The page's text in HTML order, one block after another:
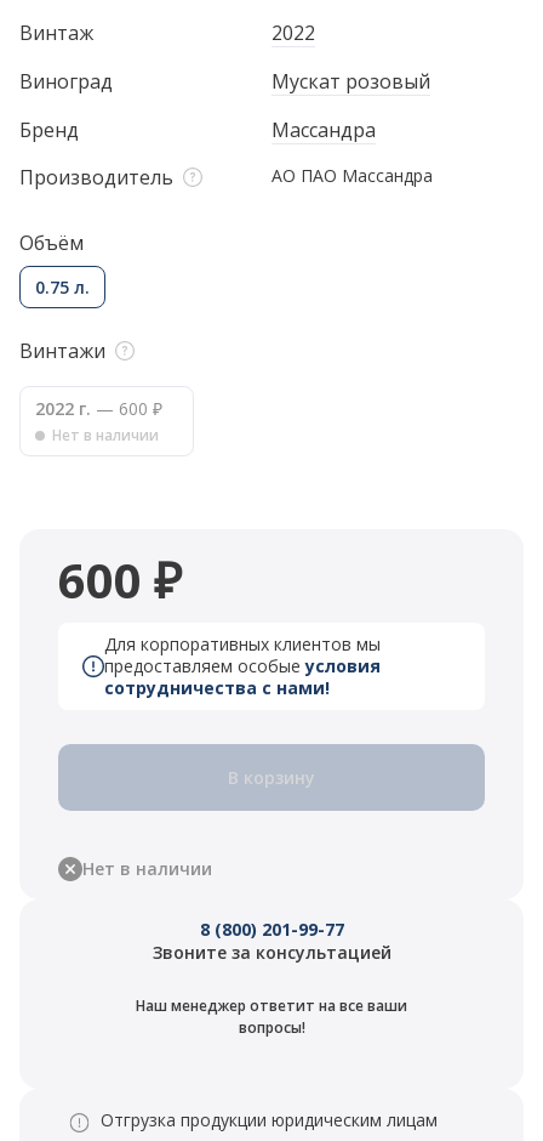
Винтаж
2022
Виноград
Мускат розовый
Бренд
Массандра
Производитель
АО ПАО Массандра
Объём
0.75 л.
Винтажи
2022 г. — 600 ₽
Нет в наличии
600 ₽
Для корпоративных клиентов мы
предоставляем особыеусловия
сотрудничества с нами!
В корзину
Нет в наличии
8 (800) 201-99-77
Звоните за консультацией
Наш менеджер ответит на все ваши
вопросы!
Отгрузка продукции юридическим лицам